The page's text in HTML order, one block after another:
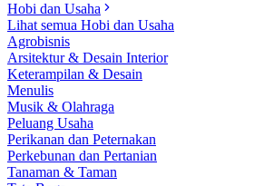
Hobi dan Usaha
Lihat semua Hobi dan Usaha
Agrobisnis
Arsitektur & Desain Interior
Keterampilan & Desain
Menulis
Musik & Olahraga
Peluang Usaha
Perikanan dan Peternakan
Perkebunan dan Pertanian
Tanaman & Taman